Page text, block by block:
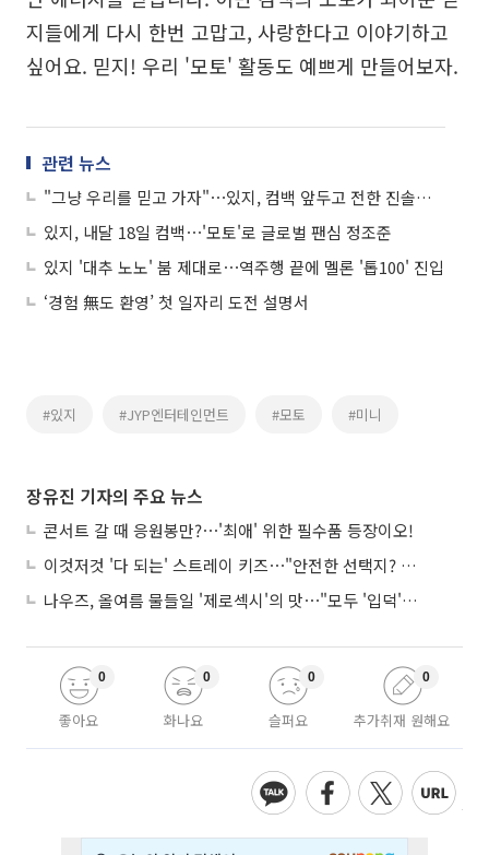
지들에게 다시 한번 고맙고, 사랑한다고 이야기하고
싶어요. 믿지! 우리 '모토' 활동도 예쁘게 만들어보자.
관련 뉴스
"그냥 우리를 믿고 가자"⋯있지, 컴백 앞두고 전한 진솔한 속내
있지, 내달 18일 컴백⋯'모토'로 글로벌 팬심 정조준
있지 '대추 노노' 붐 제대로⋯역주행 끝에 멜론 '톱100' 진입
‘경험 無도 환영’ 첫 일자리 도전 설명서
#있지 #JYP엔터테인먼트 #모토 #미니
장유진 기자의 주요 뉴스
콘서트 갈 때 응원봉만?⋯'최애' 위한 필수품 등장이오!
이것저것 '다 되는' 스트레이 키즈⋯"안전한 선택지? 도전이 재밌죠"
나우즈, 올여름 물들일 '제로섹시'의 맛⋯"모두 '입덕'시킬 것"
좋아요
0
화나요
0
슬퍼요
0
추가취재 원해요
0